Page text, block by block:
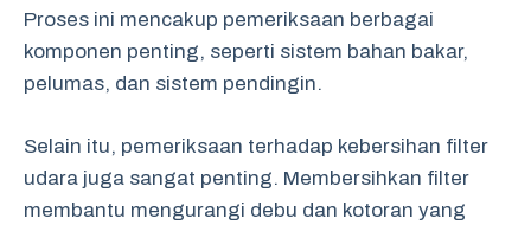
Proses ini mencakup pemeriksaan berbagai
komponen penting, seperti sistem bahan bakar,
pelumas, dan sistem pendingin.
Selain itu, pemeriksaan terhadap kebersihan filter
udara juga sangat penting. Membersihkan filter
membantu mengurangi debu dan kotoran yang